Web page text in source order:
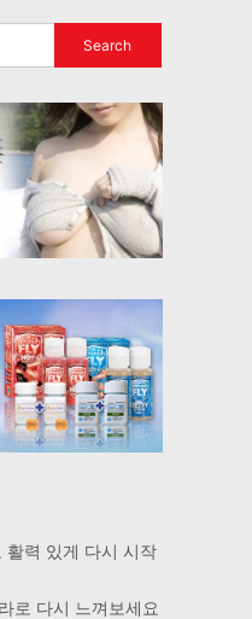
활력 있게 다시 시작
로 다시 느껴보세요